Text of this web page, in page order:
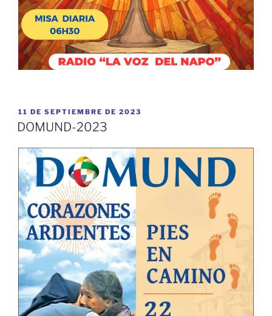
PUBLICADO
EL
11 DE SEPTIEMBRE DE 2023
DOMUND-2023